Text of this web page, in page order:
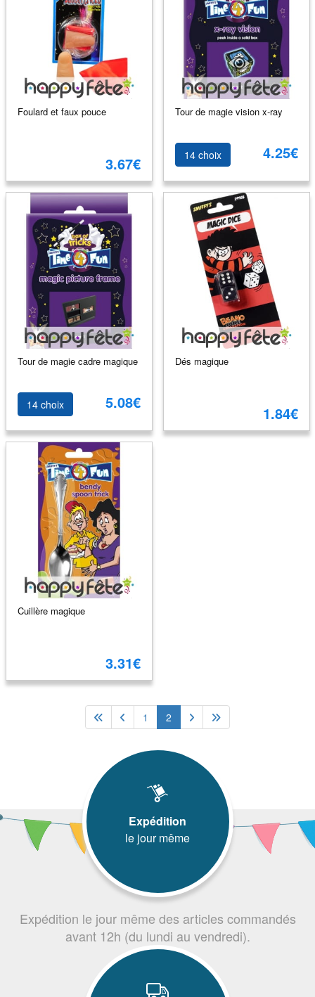
Foulard et faux pouce
3.67€
Tour de magie vision x-ray
14 choix 4.25€
Tour de magie cadre magique
14 choix 5.08€
Dés magique
1.84€
Cuillère magique
3.31€
1 2
Expédition
le jour même
Expédition le jour même des articles commandés
avant 12h (du lundi au vendredi).